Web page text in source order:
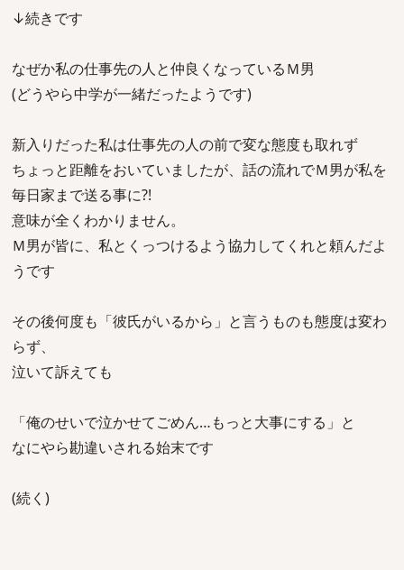
↓続きです
なぜか私の仕事先の人と仲良くなっているＭ男
(どうやら中学が一緒だったようです)
新入りだった私は仕事先の人の前で変な態度も取れず
ちょっと距離をおいていましたが、話の流れでＭ男が私を
毎日家まで送る事に?!
意味が全くわかりません。
Ｍ男が皆に、私とくっつけるよう協力してくれと頼んだよ
うです
その後何度も「彼氏がいるから」と言うものも態度は変わ
らず、
泣いて訴えても
「俺のせいで泣かせてごめん…もっと大事にする」と
なにやら勘違いされる始末です
(続く)